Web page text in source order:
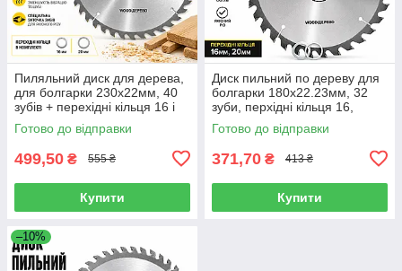
Пиляльний диск для дерева,
для болгарки 230х22мм, 40
зубів + перехідні кільця 16 і
20 мм WERK 36116
(WE109119/4332642)
Готово до відправки
499,50 ₴ 555 ₴
Купити
Диск пильний по дереву для
болгарки 180х22.23мм, 32
зуби, перхідні кільця 16,
20мм Werk 36101 (4332627)
Готово до відправки
371,70 ₴ 413 ₴
Купити
–10%